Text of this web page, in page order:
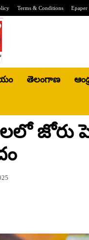
Terms & Conditions Epaper
తెలంగాణ
జోరు